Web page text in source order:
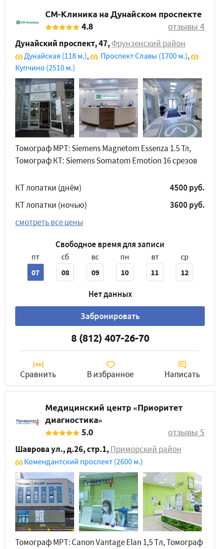
СМ-Клиника на Дунайском проспекте
4.8
отзывы 4
Дунайский проспект, 47,Фрунзенский район
Дунайская (118 м.), Проспект Славы (1700 м.),
Купчино (2510 м.)
Томограф МРТ: Siemens Magnetom Essenza 1.5 Тл,
Томограф КТ: Siemens Somatom Emotion 16 срезов
КТ лопатки (днём)
4500 руб.
КТ лопатки (ночью)
3600 руб.
смотреть все цены
Свободное время для записи
пт
07
сб
08
вс
09
пн
10
вт
11
ср
12
Нет данных
Забронировать
8 (812) 407-26-70
Сравнить В избранное Написать
Медицинский центр «Приоритет
диагностика»
5.0
отзывы 5
Шаврова ул., д.26, стр.1,Приморский район
Комендантский проспект (2600 м.)
Томограф МРТ: Canon Vantage Elan 1,5 Tл, Томограф